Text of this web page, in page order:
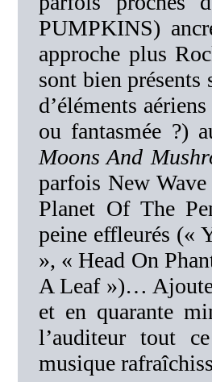
PUMPKINS)
approche plus
sont bien
d’éléments
ou fantasmée ?)
Moons And
parfois New
Planet Of The
peine effleurés («
», « Head On
A Leaf »)…
et en quarante
l’auditeur tout
musique